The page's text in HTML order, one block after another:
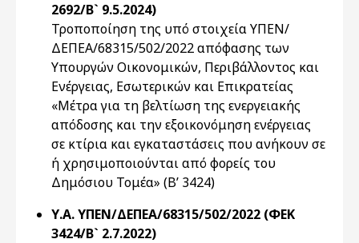
2692/Β` 9.5.2024)
Τροποποίηση της υπό στοιχεία ΥΠΕΝ/
ΔΕΠΕΑ/68315/502/2022 απόφασης των
Υπουργών Οικονομικών, Περιβάλλοντος και
Ενέργειας, Εσωτερικών και Επικρατείας
«Μέτρα για τη βελτίωση της ενεργειακής
απόδοσης και την εξοικονόμηση ενέργειας
σε κτίρια και εγκαταστάσεις που ανήκουν σε
ή χρησιμοποιούνται από φορείς του
Δημόσιου Τομέα» (Β’ 3424)
Υ.Α. ΥΠΕΝ/ΔΕΠΕΑ/68315/502/2022 (ΦΕΚ
3424/Β` 2.7.2022)